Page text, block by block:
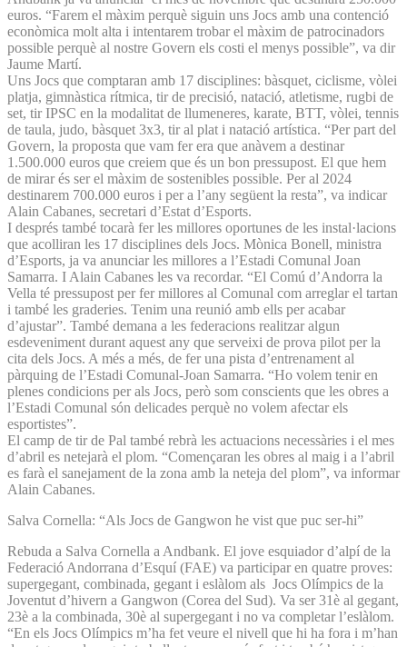
euros. “Farem el màxim perquè siguin uns Jocs amb una contenció
econòmica molt alta i intentarem trobar el màxim de patrocinadors
possible perquè al nostre Govern els costi el menys possible”, va dir
Jaume Martí.
Uns Jocs que comptaran amb 17 disciplines: bàsquet, ciclisme, vòlei
platja, gimnàstica rítmica, tir de precisió, natació, atletisme, rugbi de
set, tir IPSC en la modalitat de llumeneres, karate, BTT, vòlei, tennis
de taula, judo, bàsquet 3x3, tir al plat i natació artística. “Per part del
Govern, la proposta que vam fer era que anàvem a destinar
1.500.000 euros que creiem que és un bon pressupost. El que hem
de mirar és ser el màxim de sostenibles possible. Per al 2024
destinarem 700.000 euros i per a l’any següent la resta”, va indicar
Alain Cabanes, secretari d’Estat d’Esports.
I després també tocarà fer les millores oportunes de les instal·lacions
que acolliran les 17 disciplines dels Jocs. Mònica Bonell, ministra
d’Esports, ja va anunciar les millores a l’Estadi Comunal Joan
Samarra. I Alain Cabanes les va recordar. “El Comú d’Andorra la
Vella té pressupost per fer millores al Comunal com arreglar el tartan
i també les graderies. Tenim una reunió amb ells per acabar
d’ajustar”. També demana a les federacions realitzar algun
esdeveniment durant aquest any que serveixi de prova pilot per la
cita dels Jocs. A més a més, de fer una pista d’entrenament al
pàrquing de l’Estadi Comunal-Joan Samarra. “Ho volem tenir en
plenes condicions per als Jocs, però som conscients que les obres a
l’Estadi Comunal són delicades perquè no volem afectar els
esportistes”.
El camp de tir de Pal també rebrà les actuacions necessàries i el mes
d’abril es netejarà el plom. “Començaran les obres al maig i a l’abril
es farà el sanejament de la zona amb la neteja del plom”, va informar
Alain Cabanes.
Salva Cornella: “Als Jocs de Gangwon he vist que puc ser-hi”
Rebuda a Salva Cornella a Andbank. El jove esquiador d’alpí de la
Federació Andorrana d’Esquí (FAE) va participar en quatre proves:
supergegant, combinada, gegant i eslàlom als Jocs Olímpics de la
Joventut d’hivern a Gangwon (Corea del Sud). Va ser 31è al gegant,
23è a la combinada, 30è al supergegant i no va completar l’eslàlom.
“En els Jocs Olímpics m’ha fet veure el nivell que hi ha fora i m’han